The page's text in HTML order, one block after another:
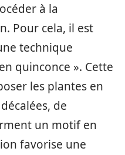
à la
Pour cela, il est
technique
quinconce ». Cette
les plantes en
de
un motif en
favorise une